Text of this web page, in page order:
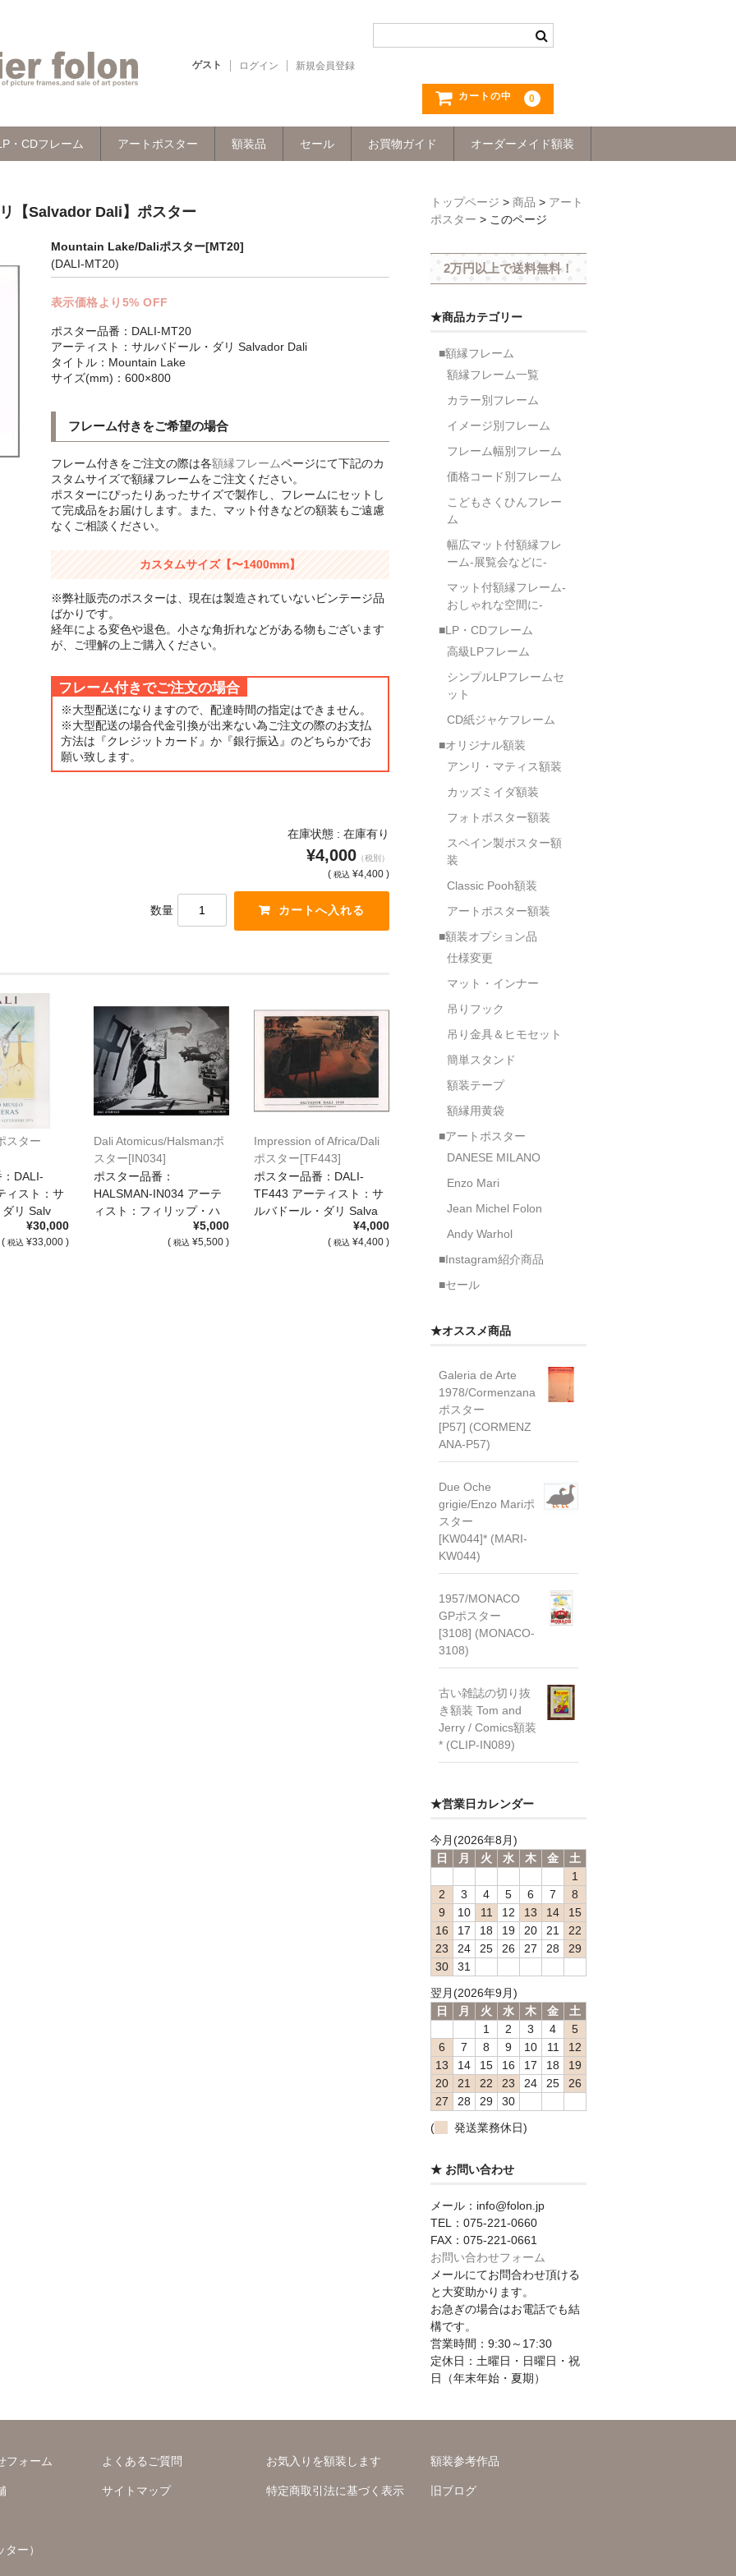
ゲスト ログイン 新規会員登録
カートの中 0
・CDフレーム アートポスター 額装品 セール お買物ガイド オーダーメイド額装
【Salvador Dali】ポスター
Mountain Lake/Daliポスター[MT20]
(DALI-MT20)
表示価格より5% OFF
ポスター品番：DALI-MT20
アーティスト：サルバドール・ダリ Salvador Dali
タイトル：Mountain Lake
サイズ(mm)：600×800
フレーム付きをご希望の場合
フレーム付きをご注文の際は各額縁フレームページにて下記のカ
スタムサイズで額縁フレームをご注文ください。
ポスターにぴったりあったサイズで製作し、フレームにセットし
て完成品をお届けします。また、マット付きなどの額装もご遠慮
なくご相談ください。
カスタムサイズ【〜1400mm】
※弊社販売のポスターは、現在は製造されていないビンテージ品
ばかりです。
経年による変色や退色。小さな角折れなどがある物もございます
が、ご理解の上ご購入ください。
フレーム付きでご注文の場合
※大型配送になりますので、配達時間の指定はできません。
※大型配送の場合代金引換が出来ない為ご注文の際のお支払
方法は『クレジットカード』か『銀行振込』のどちらかでお
願い致します。
在庫状態 : 在庫有り
¥4,000 （税別）
( 税込 ¥4,400 )
数量
スター
DALI-
ィスト：サ
リ Salv
¥30,000
( 税込 ¥33,000 )
Dali Atomicus/Halsmanポ
スター[IN034]
ポスター品番：
HALSMAN-IN034 アーテ
ィスト：フィリップ・ハ
¥5,000
( 税込 ¥5,500 )
Impression of Africa/Dali
ポスター[TF443]
ポスター品番：DALI-
TF443 アーティスト：サ
ルバドール・ダリ Salva
¥4,000
( 税込 ¥4,400 )
トップページ > 商品 > アート
ポスター > このページ
2万円以上で送料無料！
★商品カテゴリー
■額縁フレーム
額縁フレーム一覧
カラー別フレーム
イメージ別フレーム
フレーム幅別フレーム
価格コード別フレーム
こどもさくひんフレー
ム
幅広マット付額縁フレ
ーム-展覧会などに-
マット付額縁フレーム-
おしゃれな空間に-
■LP・CDフレーム
高級LPフレーム
シンプルLPフレームセ
ット
CD紙ジャケフレーム
■オリジナル額装
アンリ・マティス額装
カッズミイダ額装
フォトポスター額装
スペイン製ポスター額
装
Classic Pooh額装
アートポスター額装
■額装オプション品
仕様変更
マット・インナー
吊りフック
吊り金具＆ヒモセット
簡単スタンド
額装テープ
額縁用黄袋
■アートポスター
DANESE MILANO
Enzo Mari
Jean Michel Folon
Andy Warhol
■Instagram紹介商品
■セール
★オススメ商品
Galeria de Arte
1978/Cormenzana
ポスター
[P57] (CORMENZ
ANA-P57)
Due Oche
grigie/Enzo Mariポ
スター
[KW044]* (MARI-
KW044)
1957/MONACO
GPポスター
[3108] (MONACO-
3108)
古い雑誌の切り抜
き額装 Tom and
Jerry / Comics額装
* (CLIP-IN089)
★営業日カレンダー
今月(2026年8月)
日
月 火 水 木 金
土
1
2
3 4 5 6 7
8
9
10 11 12 13 14
15
16
17 18 19 20 21
22
23
24 25 26 27 28
29
30
31
翌月(2026年9月)
日
月 火 水 木 金
土
1
2 3 4
5
6
7 8 9 10 11
12
13
14 15 16 17 18
19
20
21 22 23 24 25
26
27
28 29
30
(
発送業務休日)
★ お問い合わせ
メール：info@folon.jp
TEL：075-221-0660
FAX：075-221-0661
お問い合わせフォーム
メールにてお問合わせ頂ける
と大変助かります。
お急ぎの場合はお電話でも結
構です。
営業時間：9:30～17:30
定休日：土曜日・日曜日・祝
日（年末年始・夏期）
フォーム よくあるご質問 お気入りを額装します 額装参考作品
サイトマップ 特定商取引法に基づく表示 旧ブログ
ー）